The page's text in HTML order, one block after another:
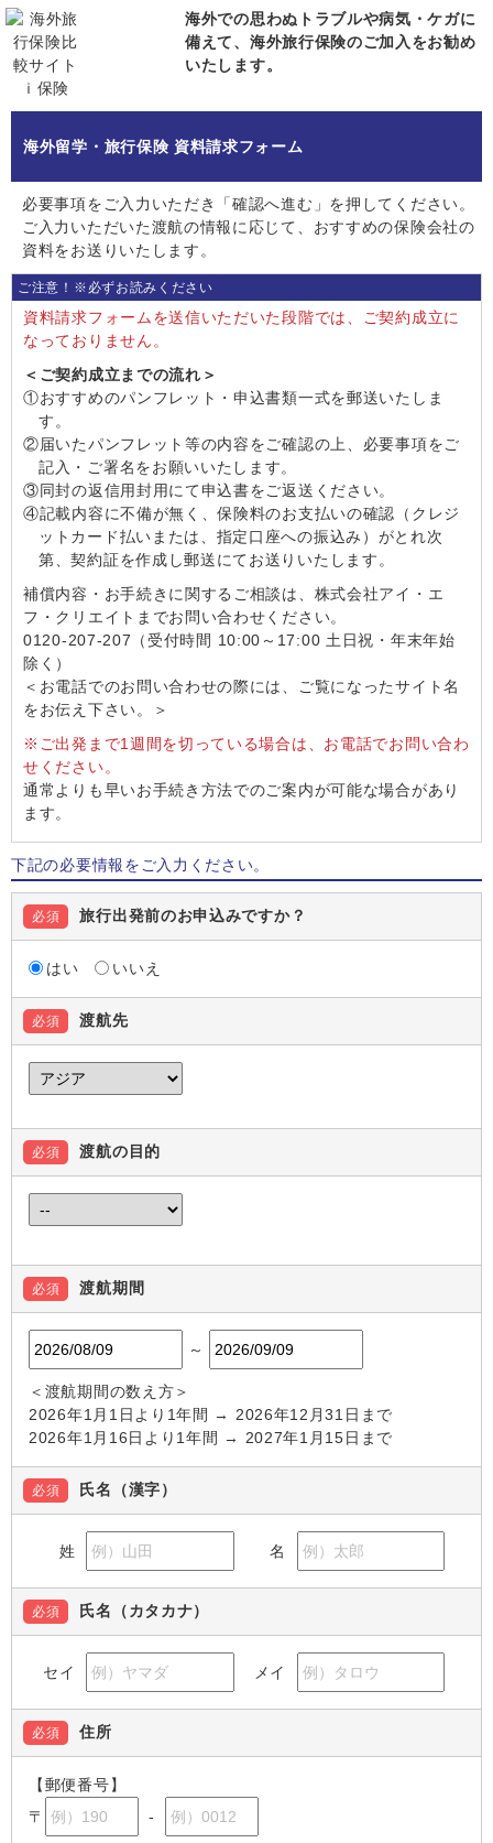
海外での思わぬトラブルや病気・ケガに
備えて、海外旅行保険のご加入をお勧め
いたします。
海外留学・旅行保険 資料請求フォーム
必要事項をご入力いただき「確認へ進む」を押してください。
ご入力いただいた渡航の情報に応じて、おすすめの保険会社の
資料をお送りいたします。
ご注意！※必ずお読みください
資料請求フォームを送信いただいた段階では、ご契約成立に
なっておりません。
＜ご契約成立までの流れ＞
①おすすめのパンフレット・申込書類一式を郵送いたしま
す。
②届いたパンフレット等の内容をご確認の上、必要事項をご
記入・ご署名をお願いいたします。
③同封の返信用封用にて申込書をご返送ください。
④記載内容に不備が無く、保険料のお支払いの確認（クレジ
ットカード払いまたは、指定口座への振込み）がとれ次
第、契約証を作成し郵送にてお送りいたします。
補償内容・お手続きに関するご相談は、株式会社アイ・エ
フ・クリエイトまでお問い合わせください。
0120-207-207（受付時間 10:00～17:00 土日祝・年末年始
除く）
＜お電話でのお問い合わせの際には、ご覧になったサイト名
をお伝え下さい。＞
※ご出発まで1週間を切っている場合は、お電話でお問い合わ
せください。
通常よりも早いお手続き方法でのご案内が可能な場合があり
ます。
下記の必要情報をご入力ください。
必須 旅行出発前のお申込みですか？
はい いいえ
必須 渡航先
必須 渡航の目的
必須 渡航期間
～
＜渡航期間の数え方＞
2026年1月1日より1年間 → 2026年12月31日まで
2026年1月16日より1年間 → 2027年1月15日まで
必須 氏名（漢字）
姓 名
必須 氏名（カタカナ）
セイ メイ
必須 住所
【郵便番号】
〒
-